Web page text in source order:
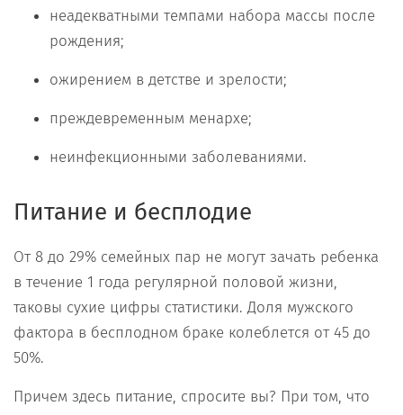
неадекватными темпами набора массы после
рождения;
ожирением в детстве и зрелости;
преждевременным менархе;
неинфекционными заболеваниями.
Питание и бесплодие
От 8 до 29% семейных пар не могут зачать ребенка
в течение 1 года регулярной половой жизни,
таковы сухие цифры статистики. Доля мужского
фактора в бесплодном браке колеблется от 45 до
50%.
Причем здесь питание, спросите вы? При том, что